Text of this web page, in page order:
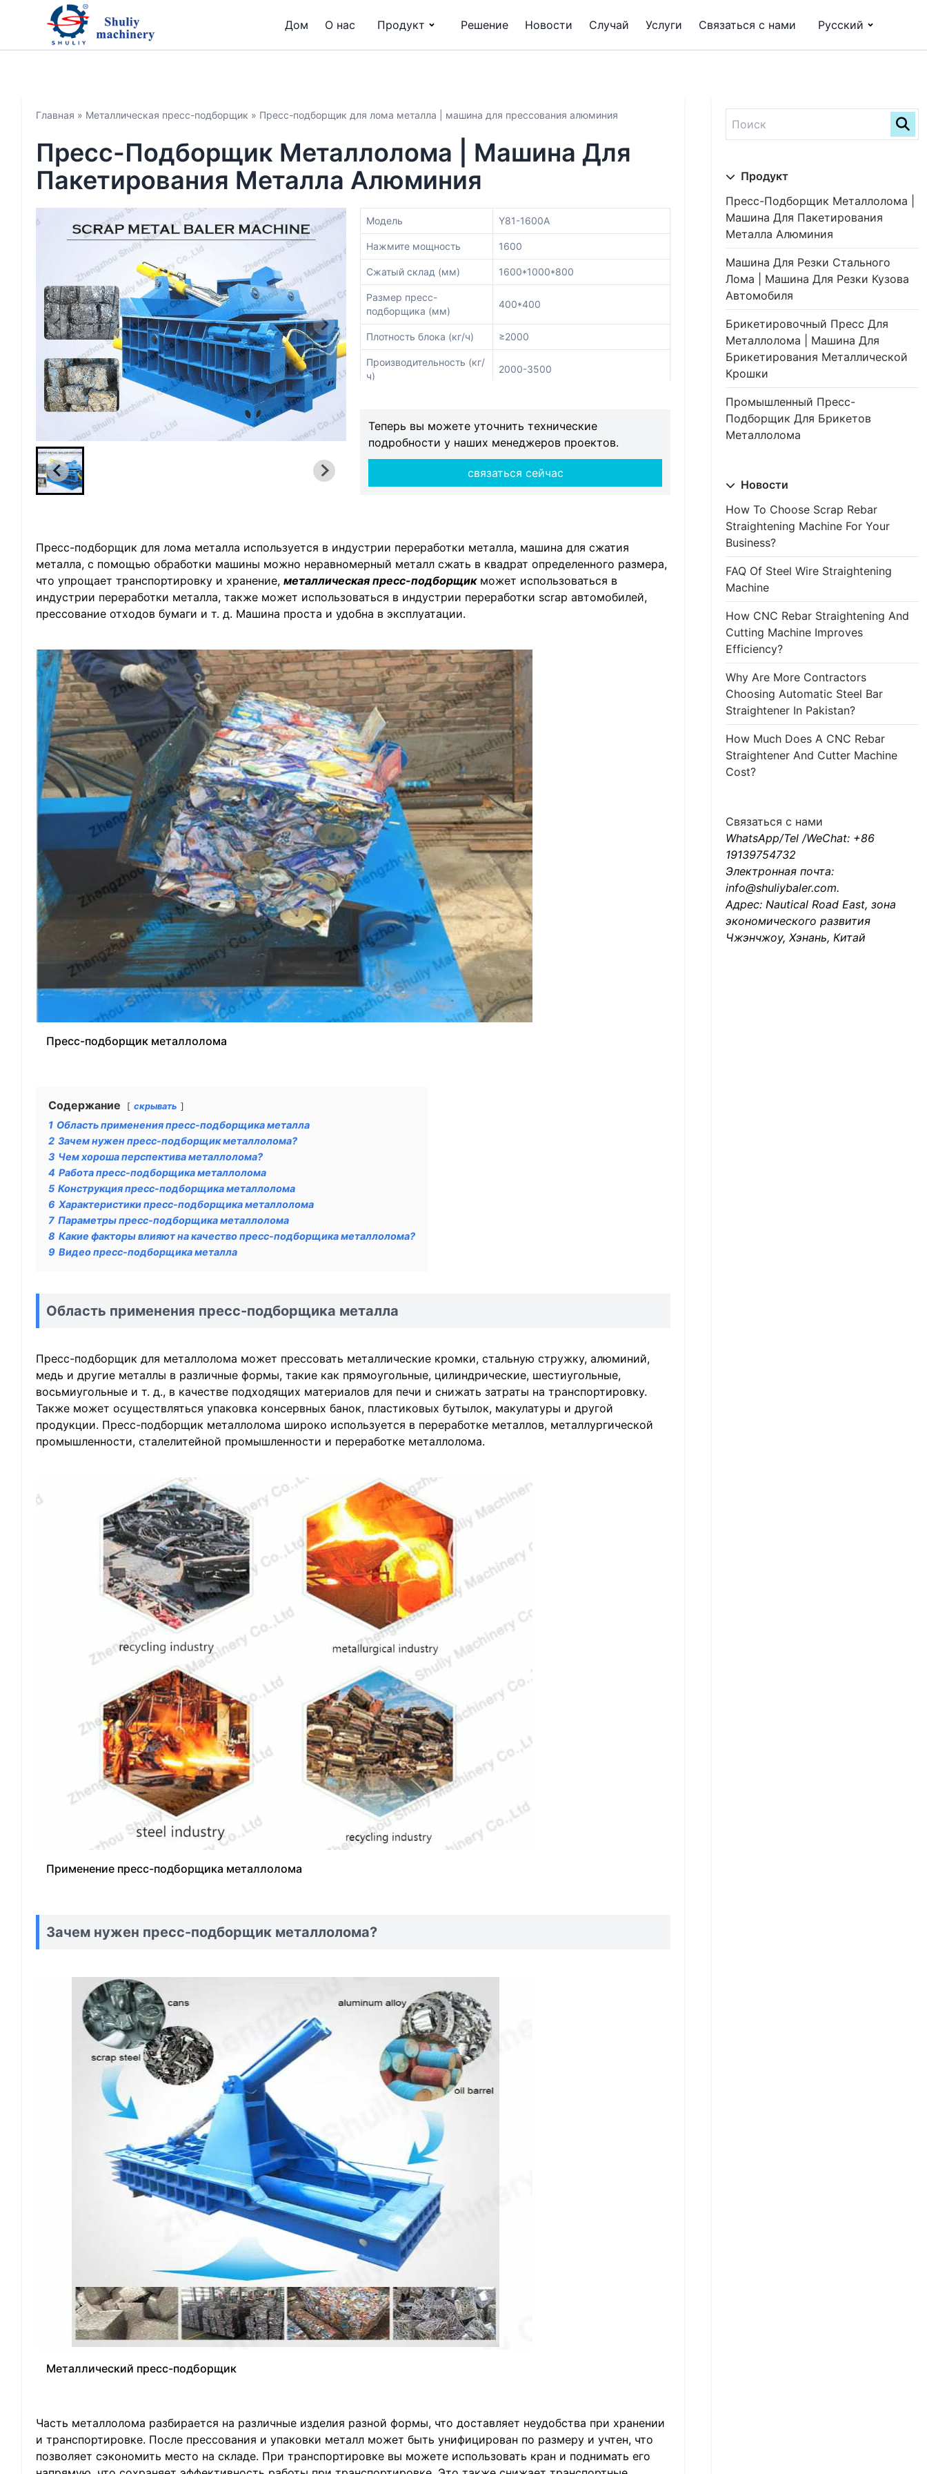
Дом О нас Продукт Решение Новости Случай Услуги Связаться с нами Русский
Главная » Металлическая пресс-подборщик » Пресс-подборщик для лома металла | машина для прессования алюминия
Пресс-Подборщик Металлолома | Машина Для
Пакетирования Металла Алюминия
Модель Y81-1600A
Нажмите мощность 1600
Сжатый склад (мм) 1600*1000*800
Размер пресс-
подборщика (мм)
400*400
Плотность блока (кг/ч) ≥2000
Производительность (кг/
ч)
2000-3500
Теперь вы можете уточнить технические
подробности у наших менеджеров проектов.
связаться сейчас
Пресс-подборщик для лома металла используется в индустрии переработки металла, машина для сжатия
металла, с помощью обработки машины можно неравномерный металл сжать в квадрат определенного размера,
что упрощает транспортировку и хранение, металлическая пресс-подборщикможет использоваться в
индустрии переработки металла, также может использоваться в индустрии переработки scrap автомобилей,
прессование отходов бумаги и т. д. Машина проста и удобна в эксплуатации.
Пресс-подборщик металлолома
Содержание скрывать
1 Область применения пресс-подборщика металла
2 Зачем нужен пресс-подборщик металлолома?
3 Чем хороша перспектива металлолома?
4 Работа пресс-подборщика металлолома
5 Конструкция пресс-подборщика металлолома
6 Характеристики пресс-подборщика металлолома
7 Параметры пресс-подборщика металлолома
8 Какие факторы влияют на качество пресс-подборщика металлолома?
9 Видео пресс-подборщика металла
Область применения пресс-подборщика металла
Пресс-подборщик для металлолома может прессовать металлические кромки, стальную стружку, алюминий,
медь и другие металлы в различные формы, такие как прямоугольные, цилиндрические, шестиугольные,
восьмиугольные и т. д., в качестве подходящих материалов для печи и снижать затраты на транспортировку.
Также может осуществляться упаковка консервных банок, пластиковых бутылок, макулатуры и другой
продукции. Пресс-подборщик металлолома широко используется в переработке металлов, металлургической
промышленности, сталелитейной промышленности и переработке металлолома.
Применение пресс-подборщика металлолома
Зачем нужен пресс-подборщик металлолома?
Металлический пресс-подборщик
Часть металлолома разбирается на различные изделия разной формы, что доставляет неудобства при хранении
и транспортировке. После прессования и упаковки металл может быть унифицирован по размеру и учтен, что
позволяет сэкономить место на складе. При транспортировке вы можете использовать кран и поднимать его
Продукт
Пресс-Подборщик Металлолома |
Машина Для Пакетирования
Металла Алюминия
Машина Для Резки Стального
Лома | Машина Для Резки Кузова
Автомобиля
Брикетировочный Пресс Для
Металлолома | Машина Для
Брикетирования Металлической
Крошки
Промышленный Пресс-
Подборщик Для Брикетов
Металлолома
Новости
How To Choose Scrap Rebar
Straightening Machine For Your
Business?
FAQ Of Steel Wire Straightening
Machine
How CNC Rebar Straightening And
Cutting Machine Improves
Efficiency?
Why Are More Contractors
Choosing Automatic Steel Bar
Straightener In Pakistan?
How Much Does A CNC Rebar
Straightener And Cutter Machine
Cost?
Связаться с нами
WhatsApp/Tel /WeChat: +86
19139754732
Электронная почта:
info@shuliybaler.com.
Адрес: Nautical Road East, зона
экономического развития
Чжэнчжоу, Хэнань, Китай